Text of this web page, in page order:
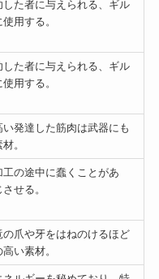
た者に与えられる、ギル
用する。
た者に与えられる、ギル
用する。
発達した筋肉は武器にも
。
の途中に蠢くことがあ
せる。
爪や牙をはねのけるほど
い素材。